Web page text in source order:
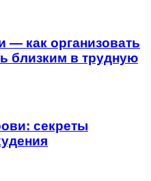
— как организовать
близким в трудную
секреты